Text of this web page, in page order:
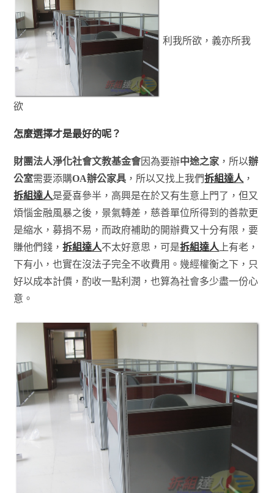
利我所欲，義亦所我
欲
怎麼選擇才是最好的呢？
財團法人淨化社會文教基金會因為要辦中途之家 ，所以辦
公室需要添購OA辦公家具 ，所以又找上我們拆組達人 ，
拆組達人是憂喜參半，高興是在於又有生意上門了，但又
煩惱金融風暴之後，景氣轉差，慈善單位所得到的善款更
是縮水，募捐不易，而政府補助的開辦費又十分有限，要
賺他們錢，拆組達人不太好意思，可是拆組達人 上有老，
下有小，也實在沒法子完全不收費用。幾經權衡之下，只
好以成本計價，酌收一點利潤，也算為社會多少盡一份心
意。